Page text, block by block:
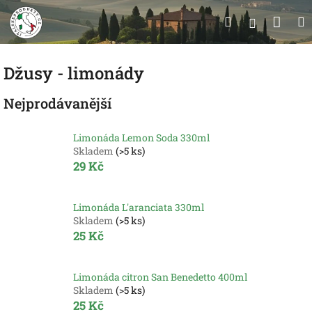
Přejít
na
obsah
Hledat
Džusy - limonády
Nejprodávanější
Limonáda Lemon Soda 330ml
Skladem (>5 ks)
29 Kč
Limonáda L'aranciata 330ml
Skladem (>5 ks)
25 Kč
Limonáda citron San Benedetto 400ml
Skladem (>5 ks)
25 Kč